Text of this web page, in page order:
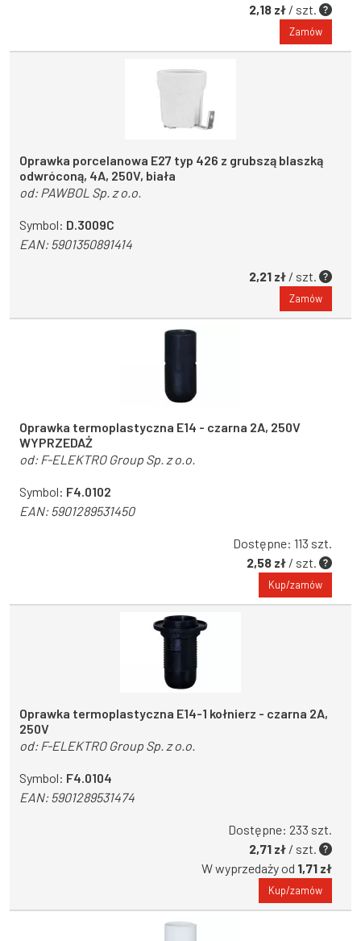
2,18 zł / szt.
Zamów
Oprawka porcelanowa E27 typ 426 z grubszą blaszką
odwróconą, 4A, 250V, biała
od: PAWBOL Sp. z o.o.
Symbol: D.3009C
EAN:5901350891414
2,21 zł / szt.
Zamów
Oprawka termoplastyczna E14 - czarna 2A, 250V
WYPRZEDAŻ
od: F-ELEKTRO Group Sp. z o.o.
Symbol: F4.0102
EAN:5901289531450
Dostępne: 113 szt.
2,58 zł / szt.
Kup/zamów
Oprawka termoplastyczna E14-1 kołnierz - czarna 2A,
250V
od: F-ELEKTRO Group Sp. z o.o.
Symbol: F4.0104
EAN:5901289531474
Dostępne: 233 szt.
2,71 zł / szt.
W wyprzedaży od 1,71 zł
Kup/zamów